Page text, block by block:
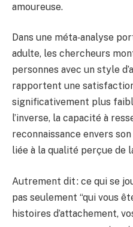
amoureuse.
Dans une méta‑analyse
adulte, les chercheurs
personnes avec un style
rapportent une
significativement plus
l’inverse, la capacité à
reconnaissance envers
liée à la qualité perçue de
Autrement dit : ce qui se
pas seulement “qui vous
histoires d’attachement,